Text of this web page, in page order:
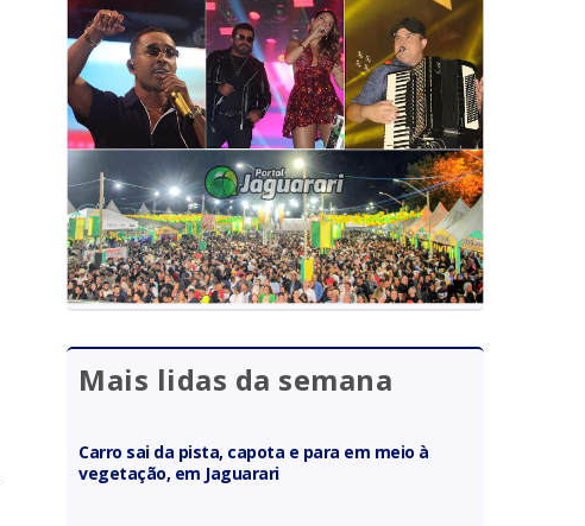
Mais lidas da semana
Carro sai da pista, capota e para em meio à
vegetação, em Jaguarari